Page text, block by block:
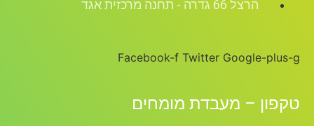
הרצל 66 גדרה - תחנה מרכזית אגד
Facebook-f Twitter Google-plus-g
טקפון – מעבדת מומחים